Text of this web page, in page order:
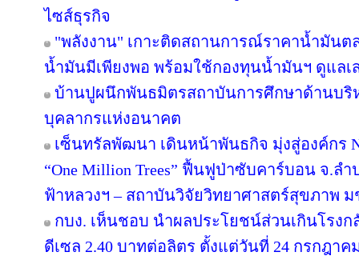
ไซส์ธุรกิจ
"พลังงาน" เกาะติดสถานการณ์ราคาน้ำมันต
น้ำมันมีเพียงพอ พร้อมใช้กองทุนน้ำมันฯ ดูแล
บ้านปูผนึกพันธมิตรสถาบันการศึกษาด้านบริ
บุคลากรแห่งอนาคต
เซ็นทรัลพัฒนา เดินหน้าพันธกิจ มุ่งสู่องค์กร
“One Million Trees” ฟื้นฟูป่าซับคาร์บอน จ.ล
ฟ้าหลวงฯ – สถาบันวิจัยวิทยาศาสตร์สุขภาพ ม
กบง. เห็นชอบ นำผลประโยชน์ส่วนเกินโรง
ดีเซล 2.40 บาทต่อลิตร ตั้งแต่วันที่ 24 กรกฎาค